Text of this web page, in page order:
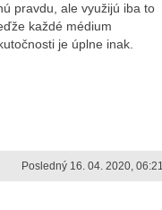
pravdu, ale využijú iba to
každé médium
je úplne inak.
Posledný 16. 04. 2020, 06:21